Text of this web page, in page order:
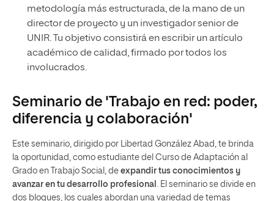
metodología más estructurada, de la mano de un
director de proyecto y un investigador senior de
UNIR. Tu objetivo consistirá en escribir un artículo
académico de calidad, firmado por todos los
involucrados.
Seminario de 'Trabajo en red: poder,
diferencia y colaboración'
Este seminario, dirigido por Libertad González Abad, te brinda
la oportunidad, como estudiante del Curso de Adaptación al
Grado en Trabajo Social, de expandir tus conocimientos y
avanzar en tu desarrollo profesional . El seminario se divide en
dos bloques, los cuales abordan una variedad de temas